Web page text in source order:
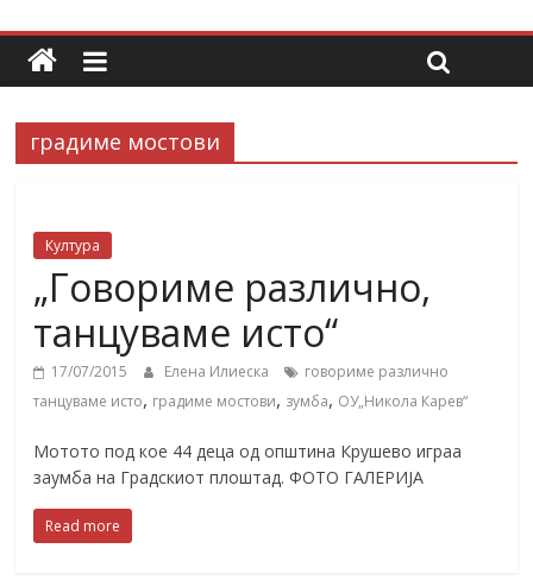
градиме мостови
Култура
„Говориме различно,
танцуваме исто“
17/07/2015 Елена Илиеска
говориме различно
танцуваме исто, градиме мостови, зумба, ОУ„Никола Карев“
Мотото под кое 44 деца од општина Крушево играа
заумба на Градскиот плоштад. ФОТО ГАЛЕРИЈА
Read more